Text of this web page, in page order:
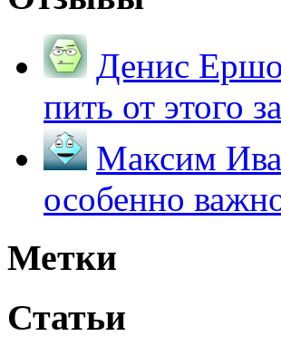
Денис
пить от этого
Максим
особенно
Метки
Статьи